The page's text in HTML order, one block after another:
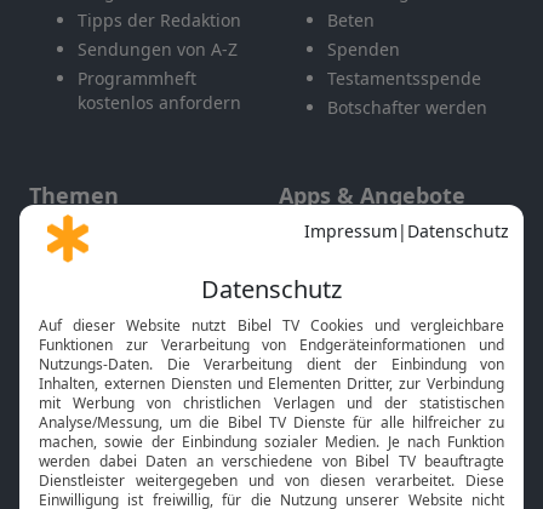
Tipps der Redaktion
Sendungen von A-Z
Programmheft
kostenlos anfordern
Beten
Spenden
Testamentsspende
Botschafter werden
Themen
Gott und Bibel erklärt
Neuigkeiten
Apps & Angebote
Mobile App
Smart TV
HbbTV
Bibelthek Online-Bibel
Nächster Gottesdienst